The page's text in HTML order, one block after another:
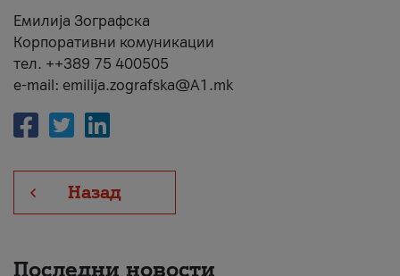
Емилија Зографска
Корпоративни комуникации
тел. ++389 75 400505
e-mail: emilija.zografska@A1.mk
Назад
Последни новости